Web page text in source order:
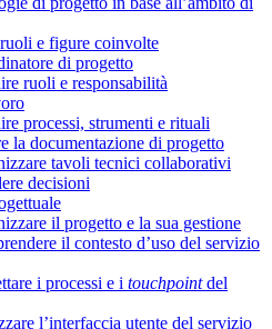
e figure coinvolte
di progetto
ruoli e responsabilità
processi, strumenti e rituali
la documentazione di progetto
tavoli tecnici collaborativi
decisioni
il progetto e la sua gestione
il contesto d’uso del servizio
i processi e i touchpointdel
l’interfaccia utente del servizio